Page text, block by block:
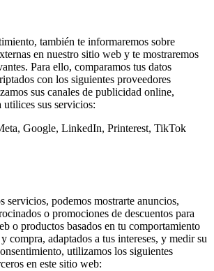
también te informaremos sobre
en nuestro sitio web y te mostraremos
Para ello, comparamos tus datos
con los siguientes proveedores
sus canales de publicidad online,
utilices sus servicios:
Google, LinkedIn, Printerest, TikTok
servicios, podemos mostrarte anuncios,
o promociones de descuentos para
o productos basados en tu comportamiento
compra, adaptados a tus intereses, y medir su
utilizamos los siguientes
en este sitio web: